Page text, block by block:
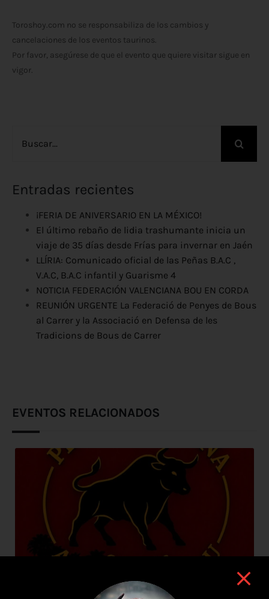
Toroshoy.com no se responsabiliza de los cambios y
cancelaciones de los eventos taurinos.
Por favor, asegúrese de que el evento que quiere visitar sigue en
vigor.
Entradas recientes
¡FERIA DE ANIVERSARIO EN LA MÉXICO!
El último rebaño de lidia trashumante inicia un
viaje de 35 días desde Frías para invernar en Jaén
LLÍRIA: Comunicado oficial de las Peñas B.A.C ,
V.A.C, B.A.C infantil y Guarisme 4
NOTICIA FEDERACIÓN VALENCIANA BOU EN CORDA
REUNIÓN URGENTE La Federació de Penyes de Bous
al Carrer y la Associació en Defensa de les
Tradicions de Bous de Carrer
EVENTOS RELACIONADOS